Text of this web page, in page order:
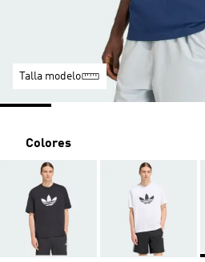
Talla modelo
Colores